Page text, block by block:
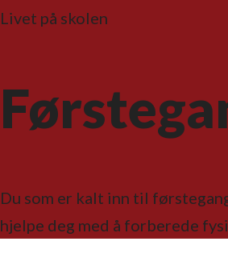
Livet på skolen
Du som er kalt inn til
hjelpe deg med å forberede